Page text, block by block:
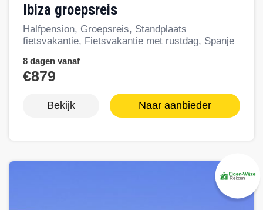
Ibiza groepsreis
Halfpension, Groepsreis, Standplaats
fietsvakantie, Fietsvakantie met rustdag, Spanje
8 dagen vanaf
€879
Bekijk Naar aanbieder